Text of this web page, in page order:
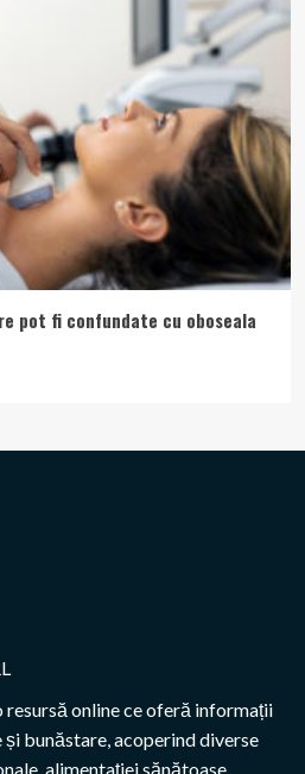
pot fi confundate cu oboseala
resursă online ce oferă informații
bunăstare, acoperind diverse
alimentației sănătoase,